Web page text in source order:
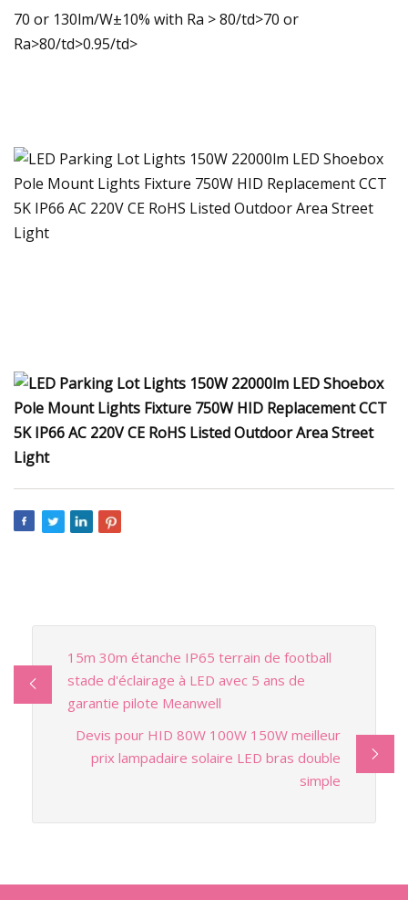
70 or 130lm/W±10% with Ra > 80/td>70 or
Ra>80/td>0.95/td>
15m 30m étanche IP65 terrain de football
stade d'éclairage à LED avec 5 ans de
garantie pilote Meanwell
Devis pour HID 80W 100W 150W meilleur
prix lampadaire solaire LED bras double
simple